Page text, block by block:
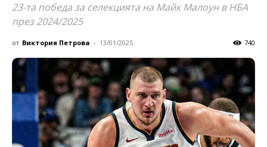
23-та победа за селекцията на Майк Малоун в НБА
през 2024/2025
от Виктория Петрова - 13/01/2025 740